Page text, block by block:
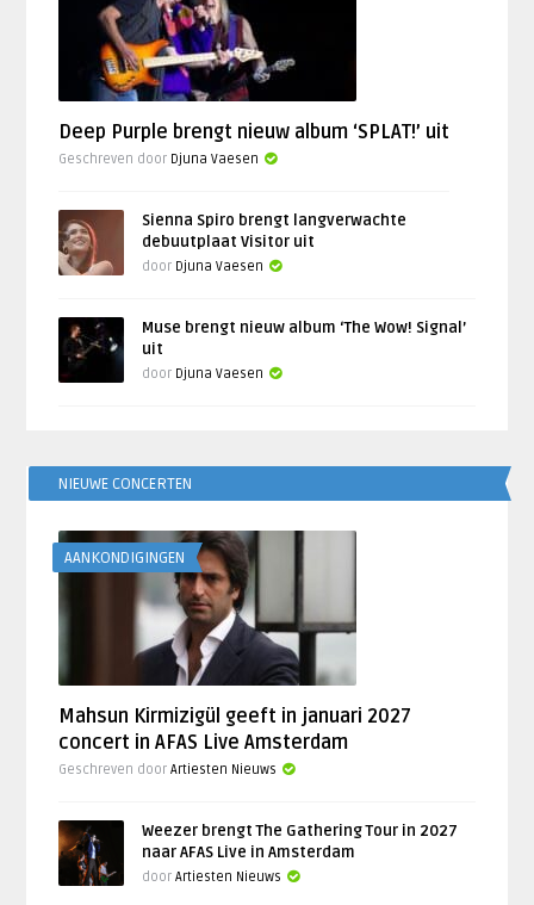
Deep Purple brengt nieuw album ‘SPLAT!’ uit
Geschreven door Djuna Vaesen
Sienna Spiro brengt langverwachte
debuutplaat Visitor uit
door Djuna Vaesen
Muse brengt nieuw album ‘The Wow! Signal’
uit
door Djuna Vaesen
NIEUWE CONCERTEN
AANKONDIGINGEN
Mahsun Kirmizigül geeft in januari 2027
concert in AFAS Live Amsterdam
Geschreven doorArtiesten Nieuws
Weezer brengt The Gathering Tour in 2027
naar AFAS Live in Amsterdam
doorArtiesten Nieuws